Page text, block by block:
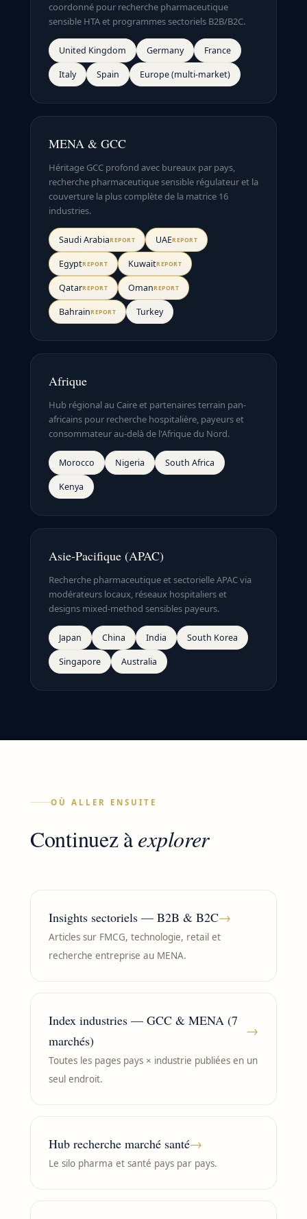
coordonné pour recherche pharmaceutique
sensible HTA et programmes sectoriels B2B/B2C.
United Kingdom Germany France
Italy Spain Europe (multi-market)
MENA & GCC
Héritage GCC profond avec bureaux par pays,
recherche pharmaceutique sensible régulateur et la
couverture la plus complète de la matrice 16
industries.
Saudi ArabiaREPORT UAEREPORT
EgyptREPORT KuwaitREPORT
QatarREPORT OmanREPORT
BahrainREPORT Turkey
Afrique
Hub régional au Caire et partenaires terrain pan-
africains pour recherche hospitalière, payeurs et
consommateur au-delà de l'Afrique du Nord.
Morocco Nigeria South Africa
Kenya
Asie-Pacifique (APAC)
Recherche pharmaceutique et sectorielle APAC via
modérateurs locaux, réseaux hospitaliers et
designs mixed-method sensibles payeurs.
Japan China India South Korea
Singapore Australia
OÙ ALLER ENSUITE
Continuez àexplorer
Insights sectoriels — B2B & B2C→
Articles sur FMCG, technologie, retail et
recherche entreprise au MENA.
Index industries — GCC & MENA (7
marchés)
→
Toutes les pages pays × industrie publiées en un
seul endroit.
Hub recherche marché santé→
Le silo pharma et santé pays par pays.